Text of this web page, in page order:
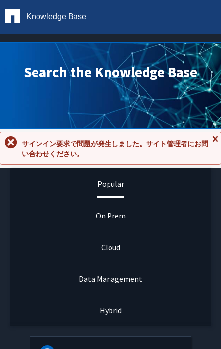
Knowledge Base
Search the Knowledge Base
セ
サインイン要求で問題が発生しました。サイト管理者にお問
い合わせください。
Popular
On Prem
Cloud
Data Management
Hybrid